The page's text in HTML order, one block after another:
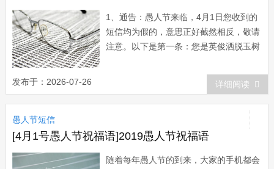
1、通告：愚人节来临，4月1日您收到的
短信均为假的，意思正好截然相反，敬请
注意。以下是第一条：您是英俊洒脱玉树
2、上联：英明神武，统帅十万水师镇天
河;下联：风骚倜傥，无视三千仙子钟嫦
娥。横批：八戒节日快乐!呆子，你看俺
老孙写给你的对联咋样?愚人节快乐!
3、...
发布于：2026-07-26 详细阅读
愚人节短信
[4月1号愚人节祝福语]2019愚人节祝福语
随着每年愚人节的到来，大家的手机都会